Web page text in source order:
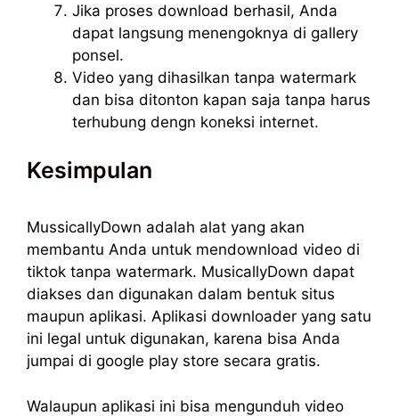
Jika proses download berhasil, Anda
dapat langsung menengoknya di gallery
ponsel.
Video yang dihasilkan tanpa watermark
dan bisa ditonton kapan saja tanpa harus
terhubung dengn koneksi internet.
Kesimpulan
MussicallyDown adalah alat yang akan
membantu Anda untuk mendownload video di
tiktok tanpa watermark. MusicallyDown dapat
diakses dan digunakan dalam bentuk situs
maupun aplikasi. Aplikasi downloader yang satu
ini legal untuk digunakan, karena bisa Anda
jumpai di google play store secara gratis.
Walaupun aplikasi ini bisa mengunduh video